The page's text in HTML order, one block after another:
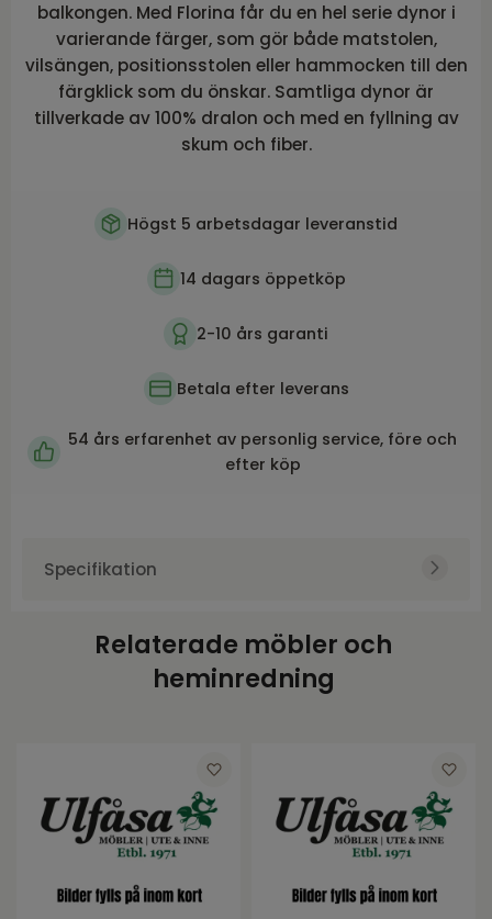
balkongen. Med Florina får du en hel serie dynor i
varierande färger, som gör både matstolen,
vilsängen, positionsstolen eller hammocken till den
färgklick som du önskar. Samtliga dynor är
tillverkade av 100% dralon och med en fyllning av
skum och fiber.
Högst 5 arbetsdagar leveranstid
14 dagars öppetköp
2-10 års garanti
Betala efter leverans
54 års erfarenhet av personlig service, före och
efter köp
Specifikation
Varumärke
Brafab
Beige
Relaterade möbler och
heminredning